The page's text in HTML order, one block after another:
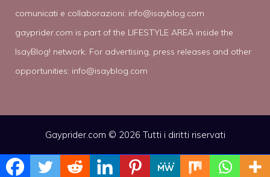
comunicati e collaborazioni: info@isayblog.com
gayprider.com is part of the LIFESTYLE AREA inside the
IsayBlog! network. For advertising, press releases and other
opportunities: info@isayblog.com
Gayprider.com © 2026 Tutti i diritti riservati